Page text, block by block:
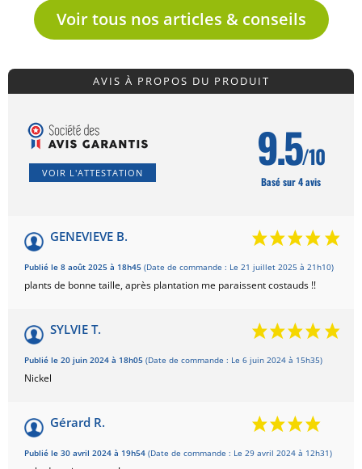
Voir tous nos articles & conseils
AVIS À PROPOS DU PRODUIT
VOIR L'ATTESTATION 9.5/10
Basé sur 4 avis
GENEVIEVE B.
Publié le 8 août 2025 à 18h45 (Date de commande : Le 21 juillet 2025 à 21h10)
plants de bonne taille, après plantation me paraissent costauds !!
SYLVIE T.
Publié le 20 juin 2024 à 18h05 (Date de commande : Le 6 juin 2024 à 15h35)
Nickel
Gérard R.
Publié le 30 avril 2024 à 19h54 (Date de commande : Le 29 avril 2024 à 12h31)